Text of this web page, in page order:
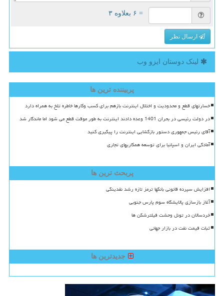
= ۶ بعلاوه ۳
ارسال نظر
لینک دوستان ایزو وب
پربیننده ترین ها
خسارتهای قطع و محدودیت و اختلال اینترنت بازهم برای کسب وکارها خاطره تلخ به همراه دارد
در دولت رئیسی در بحران 1401 وعده دادند اینترنت به طور موقت قطع می شود اما ماندگار شد
آقای رئیس جمهوری دستور بازگشایی اینترنت را پیگیری کنید
آمادگی ایران و اسپانیا برای توسعه همکاریهای تجاری
پربحث ترین ها
افزایش سپرده قانونی بانکها ترمز تازه رشد نقدینگی
آغاز بازسازی پالایشگاه سوم پارس جنوبی
خردسالان در تونل وحشت فیلترشکن ها
ثبات قیمت نفت در بازار جهانی
جدیدترین ها